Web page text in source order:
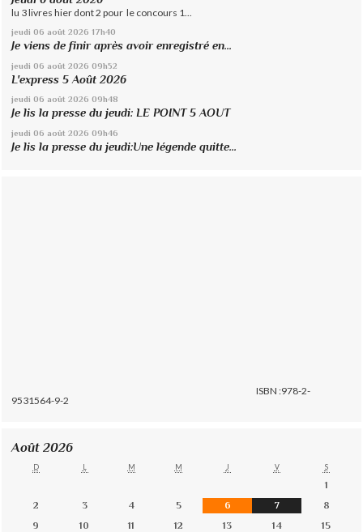
lu 3 livres hier dont 2 pour le concours 1...
jeudi 06 août 2026 17h40
Je viens de finir après avoir enregistré en...
jeudi 06 août 2026 09h52
L'express 5 Août 2026
jeudi 06 août 2026 09h48
Je lis la presse du jeudi: LE POINT 5 AOUT
jeudi 06 août 2026 09h46
Je lis la presse du jeudi:Une légende quitte...
ISBN :978-2-
9531564-9-2
Août 2026
D L M M J V S
1
2
3 4 5 6 7
8
9
10 11 12 13 14
15